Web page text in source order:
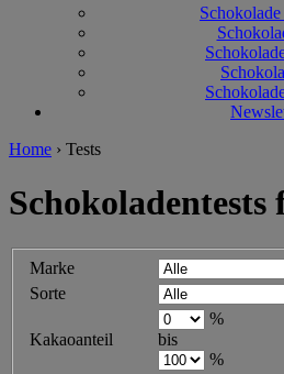
Home › Tests
Schokoladentests
Marke
Sorte
Kakaoanteil
%
bis
%